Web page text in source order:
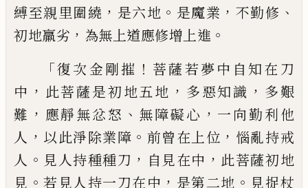
縛至親 里圍繞 ， 是六地 。 是魔業 ， 不勤修 、
初地羸劣 ， 為無上道應修增上進 。
「復次金剛摧 ！ 菩薩若夢中自知在刀
中 ， 此菩薩是初地五地 ， 多惡知識 ， 多艱
難 ， 應靜無忿怒 、 無障礙心 ， 一向勤利他
人 ， 以此淨除業障 。 前曾在上位 ， 惱亂持戒
人 。 見人持種種刀 ， 自 見在中 ， 此菩薩初地
見 。若見人持一刀在中 ， 是第二地 。 見捉杖